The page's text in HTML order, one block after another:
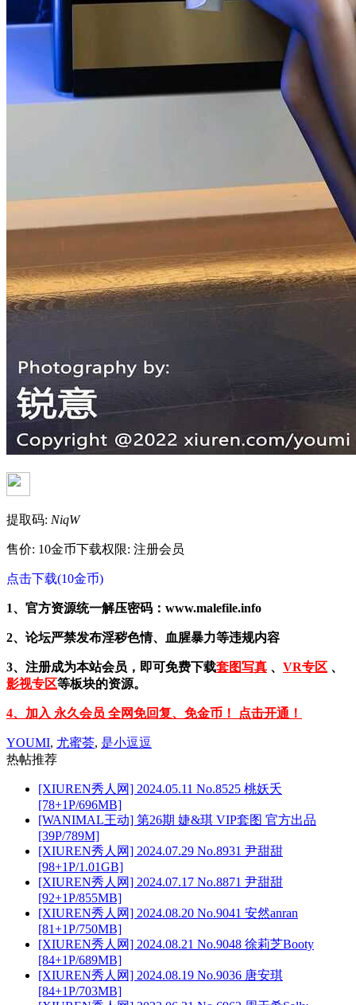
提取码: NiqW
售价: 10金币下载权限: 注册会员
点击下载(10金币)
1、官方资源统一解压密码：www.malefile.info
2、论坛严禁发布淫秽色情、血腥暴力等违规内容
3、注册成为本站会员，即可免费下载套图写真 、 VR专区 、
影视专区等板块的资源。
4、加入 永久会员 全网免回复、免金币！ 点击开通！
YOUMI, 尤蜜荟, 是小逗逗
热帖推荐
[XIUREN秀人网] 2024.05.11 No.8525 桃妖夭
[78+1P/696MB]
[WANIMAL王动] 第26期 婕&琪 VIP套图 官方出品
[39P/789M]
[XIUREN秀人网] 2024.07.29 No.8931 尹甜甜
[98+1P/1.01GB]
[XIUREN秀人网] 2024.07.17 No.8871 尹甜甜
[92+1P/855MB]
[XIUREN秀人网] 2024.08.20 No.9041 安然anran
[81+1P/750MB]
[XIUREN秀人网] 2024.08.21 No.9048 徐莉芝Booty
[84+1P/689MB]
[XIUREN秀人网] 2024.08.19 No.9036 唐安琪
[84+1P/703MB]